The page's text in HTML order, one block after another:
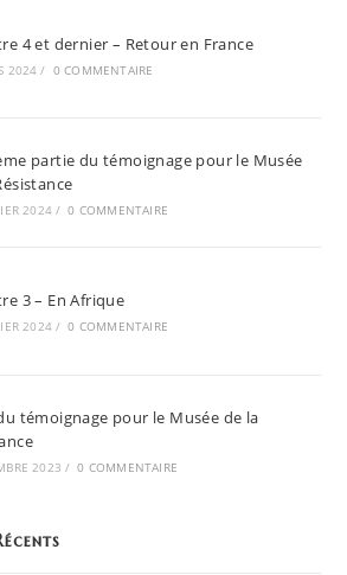
4 et dernier – Retour en France
2024 / 0 COMMENTAIRE
partie du témoignage pour le Musée
2024 / 0 COMMENTAIRE
3 – En Afrique
2024 / 0 COMMENTAIRE
témoignage pour le Musée de la
2023 / 0 COMMENTAIRE